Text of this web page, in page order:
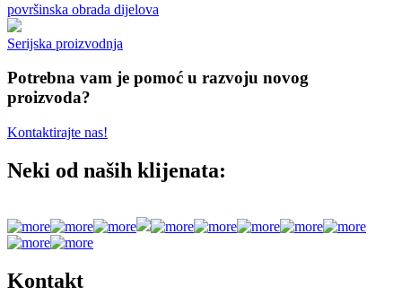
površinska obrada dijelova
Serijska proizvodnja
Potrebna vam je pomoć u razvoju novog
proizvoda?
Kontaktirajte nas!
Neki od naših klijenata:
Kontakt